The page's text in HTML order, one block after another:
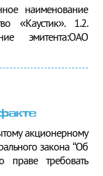
наименование
«Каустик». 1.2.
эмитента:ОАО
акционерному
закона “Об
праве требовать